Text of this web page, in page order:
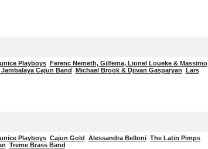
Playboys Ferenc Nemeth, Gilfema, Lionel Loueke & Massimo
Jambalaya Cajun Band Michael Brook & Djivan Gasparyan Lars
Playboys Cajun Gold Alessandra Belloni The Latin Pimps
Treme Brass Band